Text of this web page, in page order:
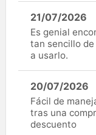
21/07/2026
Es genial
tan sencillo
a usarlo.
20/07/2026
Fácil de
tras una
descuento